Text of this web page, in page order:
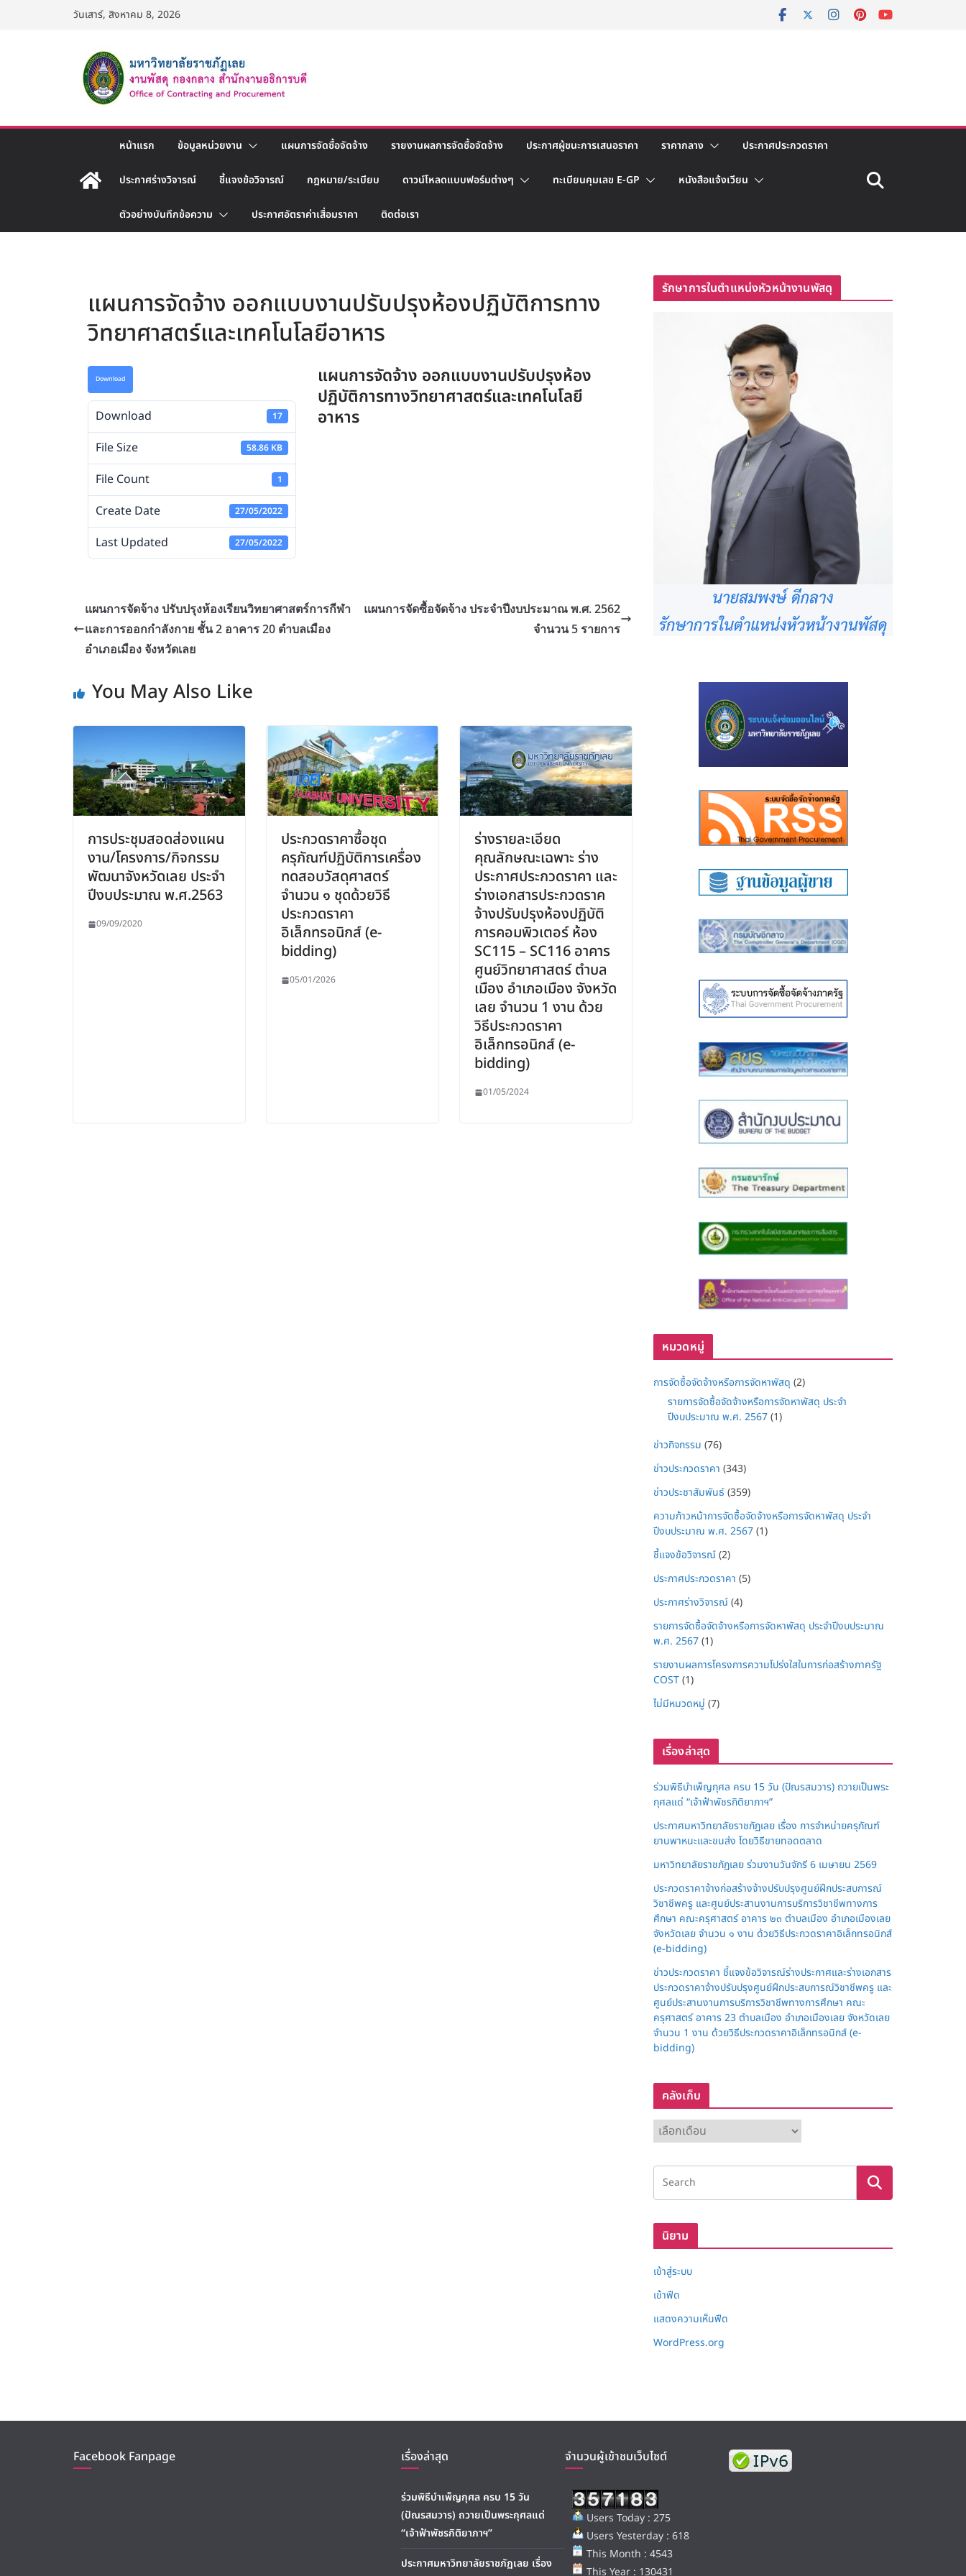
วันเสาร์, สิงหาคม 8, 2026
หน้าแรก ข้อมูลหน่วยงาน แผนการจัดซื้อจัดจ้าง รายงานผลการจัดซื้อจัดจ้าง ประกาศผู้ชนะการเสนอราคา ราคากลาง ประกาศประกวดราคา
ประกาศร่างวิจารณ์ ชี้แจงข้อวิจารณ์ กฎหมาย/ระเบียบ ดาวน์โหลดแบบฟอร์มต่างๆ ทะเบียนคุมเลข E-GP หนังสือแจ้งเวียน
ตัวอย่างบันทึกข้อความ ประกาศอัตราค่าเสื่อมราคา ติดต่อเรา
แผนการจัดจ้าง ออกแบบงานปรับปรุงห้องปฏิบัติการทาง
วิทยาศาสตร์และเทคโนโลยีอาหาร
Download
Download 17
File Size 58.86 KB
File Count 1
Create Date 27/05/2022
Last Updated 27/05/2022
แผนการจัดจ้าง ออกแบบงานปรับปรุงห้อง
ปฏิบัติการทางวิทยาศาสตร์และเทคโนโลยี
อาหาร
แผนการจัดจ้าง ปรับปรุงห้องเรียนวิทยาศาสตร์การกีฬา
และการออกกำลังกาย ชั้น 2 อาคาร 20 ตำบลเมือง
อำเภอเมือง จังหวัดเลย
แผนการจัดซื้อจัดจ้าง ประจำปีงบประมาณ พ.ศ. 2562
จำนวน 5 รายการ
You May Also Like
การประชุมสอดส่องแผน
งาน/โครงการ/กิจกรรม
พัฒนาจังหวัดเลย ประจำ
ปีงบประมาณ พ.ศ.2563
09/09/2020
ประกวดราคาซื้อชุด
ครุภัณฑ์ปฏิบัติการเครื่อง
ทดสอบวัสดุศาสตร์
จำนวน ๑ ชุดด้วยวิธี
ประกวดราคา
อิเล็กทรอนิกส์ (e-
bidding)
05/01/2026
ร่างรายละเอียด
คุณลักษณะเฉพาะ ร่าง
ประกาศประกวดราคา และ
ร่างเอกสารประกวดราค
จ้างปรับปรุงห้องปฏิบัติ
การคอมพิวเตอร์ ห้อง
SC115 – SC116 อาคาร
ศูนย์วิทยาศาสตร์ ตำบล
เมือง อำเภอเมือง จังหวัด
เลย จำนวน 1 งาน ด้วย
วิธีประกวดราคา
อิเล็กทรอนิกส์ (e-
bidding)
01/05/2024
รักษาการในตำแหน่งหัวหน้างานพัสดุ
หมวดหมู่
การจัดซื้อจัดจ้างหรือการจัดหาพัสดุ (2)
รายการจัดซื้อจัดจ้างหรือการจัดหาพัสดุ ประจำ
ปีงบประมาณ พ.ศ. 2567(1)
ข่าวกิจกรรม (76)
ข่าวประกวดราคา (343)
ข่าวประชาสัมพันธ์(359)
ความก้าวหน้าการจัดซื้อจัดจ้างหรือการจัดหาพัสดุ ประจำ
ปีงบประมาณ พ.ศ. 2567(1)
ชี้แจงข้อวิจารณ์(2)
ประกาศประกวดราคา (5)
ประกาศร่างวิจารณ์(4)
รายการจัดซื้อจัดจ้างหรือการจัดหาพัสดุ ประจำปีงบประมาณ
พ.ศ. 2567(1)
รายงานผลการโครงการความโปร่งใสในการก่อสร้างภาครัฐ
COST(1)
ไม่มีหมวดหมู่ (7)
เรื่องล่าสุด
ร่วมพิธีบำเพ็ญกุศล ครบ 15 วัน (ปัณรสมวาร) ถวายเป็นพระ
กุศลแด่ “เจ้าฟ้าพัชรกิติยาภาฯ”
ประกาศมหาวิทยาลัยราชภัฏเลย เรื่อง การจำหน่ายครุภัณฑ์
ยานพาหนะและขนส่ง โดยวิธีขายทอดตลาด
มหาวิทยาลัยราชภัฏเลย ร่วมงานวันจักรี 6 เมษายน 2569
ประกวดราคาจ้างก่อสร้างจ้างปรับปรุงศูนย์ฝึกประสบการณ์
วิชาชีพครู และศูนย์ประสานงานการบริการวิชาชีพทางการ
ศึกษา คณะครุศาสตร์ อาคาร ๒๓ ตำบลเมือง อำเภอเมืองเลย
จังหวัดเลย จำนวน ๑ งาน ด้วยวิธีประกวดราคาอิเล็กทรอนิกส์
(e-bidding)
ข่าวประกวดราคา ชี้แจงข้อวิจารณ์ร่างประกาศและร่างเอกสาร
ประกวดราคาจ้างปรับปรุงศูนย์ฝึกประสบการณ์วิชาชีพครู และ
ศูนย์ประสานงานการบริการวิชาชีพทางการศึกษา คณะ
ครุศาสตร์ อาคาร 23 ตำบลเมือง อำเภอเมืองเลย จังหวัดเลย
จำนวน 1 งาน ด้วยวิธีประกวดราคาอิเล็กทรอนิกส์ (e-
bidding)
คลังเก็บ
ลั
ง
ก็
นิยาม
เข้าสู่ระบบ
เข้าฟีด
แสดงความเห็นฟีด
WordPress.org
Facebook Fanpage เรื่องล่าสุด
ร่วมพิธีบำเพ็ญกุศล ครบ 15 วัน
(ปัณรสมวาร) ถวายเป็นพระกุศลแด่
“เจ้าฟ้าพัชรกิติยาภาฯ”
ประกาศมหาวิทยาลัยราชภัฏเลย เรื่อง
จำนวนผู้เข้าชมเว็บไซต์
Users Today : 275
Users Yesterday : 618
This Month : 4543
This Year : 130431